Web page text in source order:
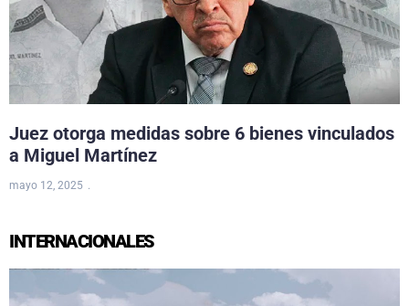
Juez otorga medidas sobre 6 bienes vinculados
a Miguel Martínez
mayo 12, 2025
INTERNACIONALES